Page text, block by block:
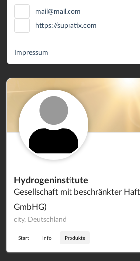
Hydrogeninstitute
Gesellschaft mit beschränkter
GmbHG)
city, Deutschland
Start Info Produkte
mail@mail.com
https://supratix.com
Impressum